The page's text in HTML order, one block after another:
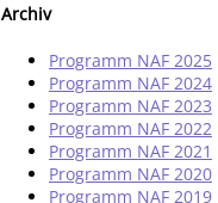
Archiv
Programm NAF 2025
Programm NAF 2024
Programm NAF 2023
Programm NAF 2022
Programm NAF 2021
Programm NAF 2020
Programm NAF 2019